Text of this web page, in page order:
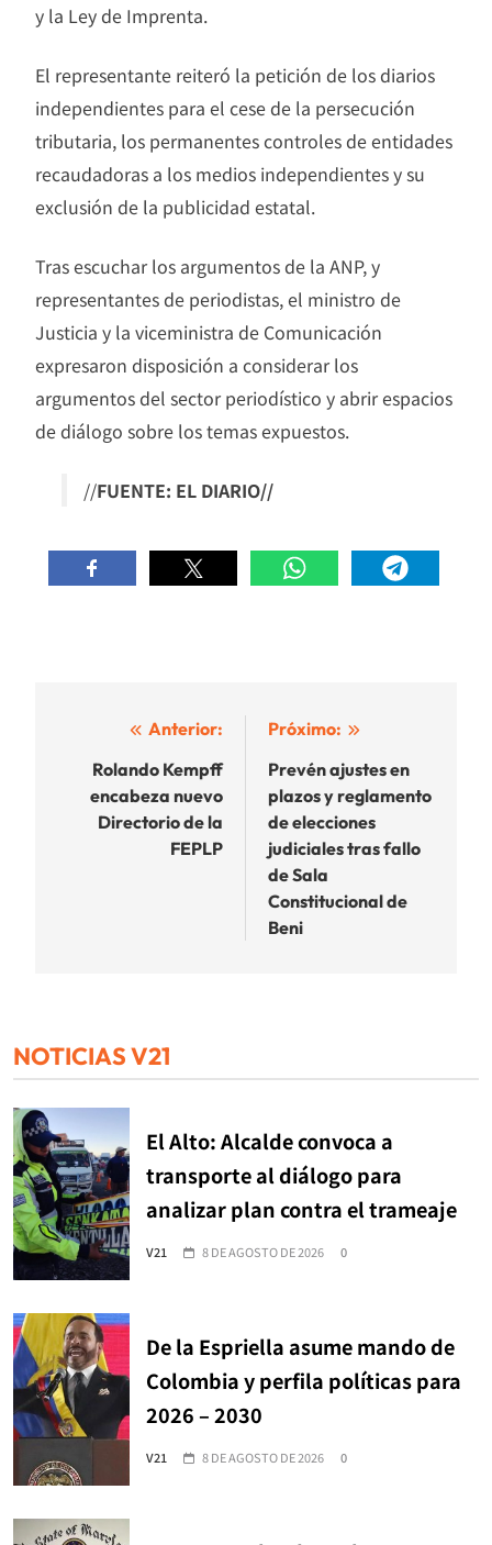
y la Ley de Imprenta.
El representante reiteró la petición de los diarios
independientes para el cese de la persecución
tributaria, los permanentes controles de entidades
recaudadoras a los medios independientes y su
exclusión de la publicidad estatal.
Tras escuchar los argumentos de la ANP, y
representantes de periodistas, el ministro de
Justicia y la viceministra de Comunicación
expresaron disposición a considerar los
argumentos del sector periodístico y abrir espacios
de diálogo sobre los temas expuestos.
//FUENTE: EL DIARIO//
Navegación
entradas
Anterior:
Rolando Kempff
encabeza nuevo
Directorio de la
FEPLP
Próximo:
Prevén ajustes en
plazos y reglamento
de elecciones
judiciales tras fallo
de Sala
Constitucional de
Beni
NOTICIAS V21
El Alto: Alcalde convoca a
transporte al diálogo para
analizar plan contra el trameaje
V21 8 DE AGOSTO DE 2026 0
De la Espriella asume mando de
Colombia y perfila políticas para
2026 – 2030
V21 8 DE AGOSTO DE 2026 0